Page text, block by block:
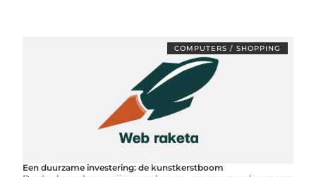
COMPUTERS / SHOPPING
Een duurzame investering: de kunstkerstboom